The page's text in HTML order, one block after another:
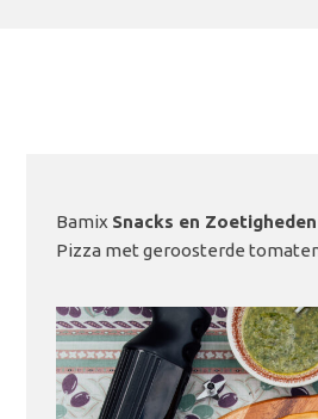
Bamix Snacks en Zoetigheden
Pizza met geroosterde